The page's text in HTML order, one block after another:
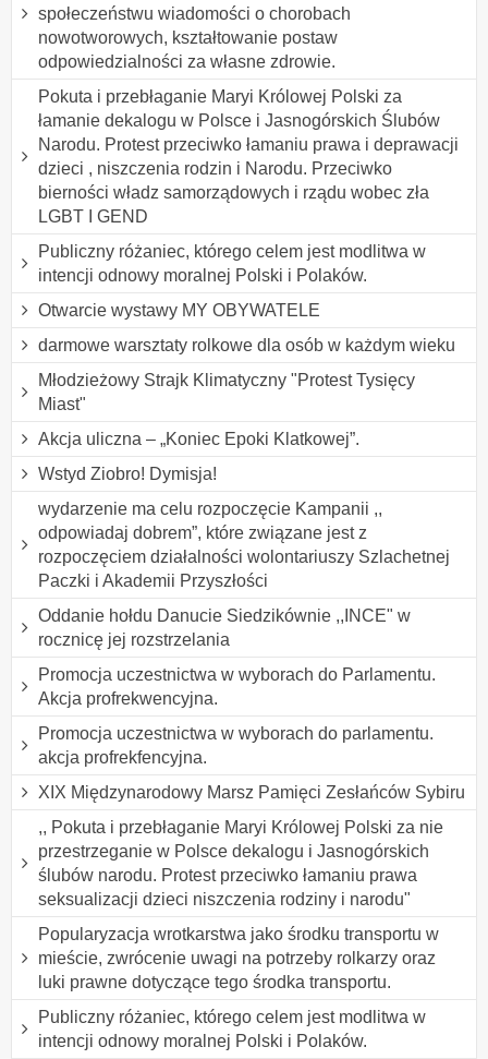
społeczeństwu wiadomości o chorobach
nowotworowych, kształtowanie postaw
odpowiedzialności za własne zdrowie.
Pokuta i przebłaganie Maryi Królowej Polski za
łamanie dekalogu w Polsce i Jasnogórskich Ślubów
Narodu. Protest przeciwko łamaniu prawa i deprawacji
dzieci , niszczenia rodzin i Narodu. Przeciwko
bierności władz samorządowych i rządu wobec zła
LGBT I GEND
Publiczny różaniec, którego celem jest modlitwa w
intencji odnowy moralnej Polski i Polaków.
Otwarcie wystawy MY OBYWATELE
darmowe warsztaty rolkowe dla osób w każdym wieku
Młodzieżowy Strajk Klimatyczny "Protest Tysięcy
Miast"
Akcja uliczna – „Koniec Epoki Klatkowej”.
Wstyd Ziobro! Dymisja!
wydarzenie ma celu rozpoczęcie Kampanii ,,
odpowiadaj dobrem”, które związane jest z
rozpoczęciem działalności wolontariuszy Szlachetnej
Paczki i Akademii Przyszłości
Oddanie hołdu Danucie Siedzikównie ,,INCE" w
rocznicę jej rozstrzelania
Promocja uczestnictwa w wyborach do Parlamentu.
Akcja profrekwencyjna.
Promocja uczestnictwa w wyborach do parlamentu.
akcja profrekfencyjna.
XIX Międzynarodowy Marsz Pamięci Zesłańców Sybiru
,, Pokuta i przebłaganie Maryi Królowej Polski za nie
przestrzeganie w Polsce dekalogu i Jasnogórskich
ślubów narodu. Protest przeciwko łamaniu prawa
seksualizacji dzieci niszczenia rodziny i narodu"
Popularyzacja wrotkarstwa jako środku transportu w
mieście, zwrócenie uwagi na potrzeby rolkarzy oraz
luki prawne dotyczące tego środka transportu.
Publiczny różaniec, którego celem jest modlitwa w
intencji odnowy moralnej Polski i Polaków.